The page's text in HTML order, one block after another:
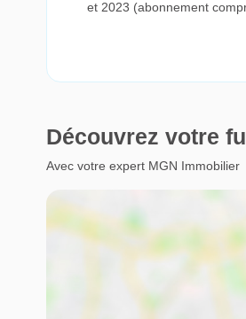
et 2023 (abonnement
Découvrez votre
Avec votre expert MGN Immobilier